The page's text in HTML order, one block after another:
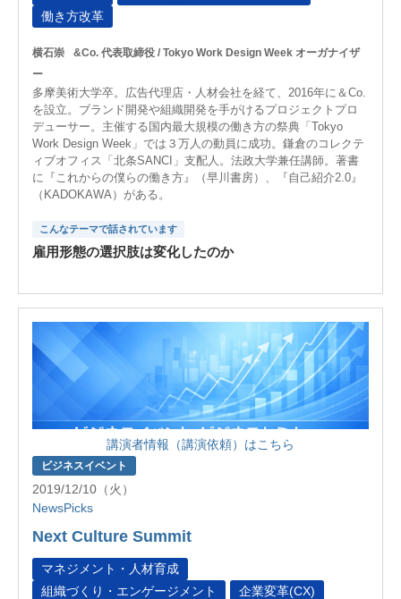
働き方改革
横石崇
&Co. 代表取締役 / Tokyo Work Design Week オーガナイザ
ー
多摩美術大学卒。広告代理店・人材会社を経て、2016年に＆Co.
を設立。ブランド開発や組織開発を手がけるプロジェクトプロ
デューサー。主催する国内最大規模の働き方の祭典「Tokyo
Work Design Week」では３万人の動員に成功。鎌倉のコレクテ
ィブオフィス「北条SANCI」支配人。法政大学兼任講師。著書
に『これからの僕らの働き方』（早川書房）、『自己紹介2.0』
（KADOKAWA）がある。
こんなテーマで話されています
雇用形態の選択肢は変化したのか
講演者情報（講演依頼）はこちら
ビジネスイベント
2019/12/10（火）
NewsPicks
Next Culture Summit
マネジメント・人材育成
組織づくり・エンゲージメント
企業変革(CX)